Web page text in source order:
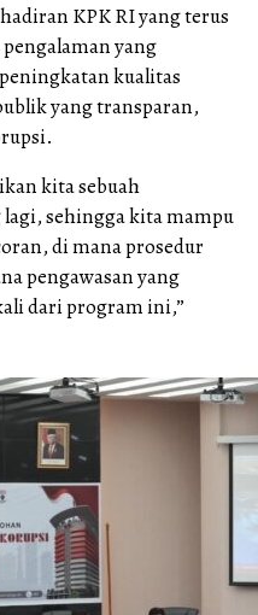
KPK RI yang terus
yang
kualitas
yang transparan,
kita sebuah
sehingga kita mampu
di mana prosedur
pengawasan yang
dari program ini,”